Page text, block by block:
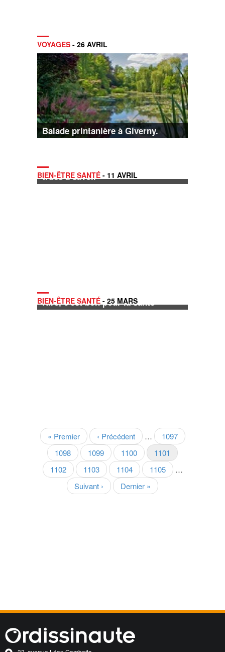
VOYAGES - 26 AVRIL
Balade printanière à Giverny.
BIEN-ÊTRE SANTÉ - 11 AVRIL
Préparer sa peau avant l’été, les
trucs à savoir
BIEN-ÊTRE SANTÉ - 25 MARS
Rire, c'est bon pour la santé
Pagination
Première
page
« Premier
Page
précédente
‹ Précédent … Page
1097
Page
1098 Page
1099 Page
1100
Page
courante
1101
Page
1102 Page
1103 Page
1104 Page
1105
…
Page
suivante
Suivant ›
Dernière
page
Dernier »